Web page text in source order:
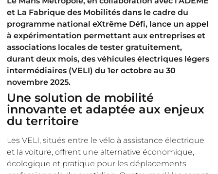
et La Fabrique des Mobilités dans le cadre du
programme national eXtrême Défi, lance un appel
à expérimentation permettant aux entreprises et
associations locales de tester gratuitement,
durant deux mois, des véhicules électriques légers
intermédiaires (VELI) du 1er octobre au 30
novembre 2025.
Une solution de mobilité
innovante et adaptée aux enjeux
du territoire
Les VELI, situés entre le vélo à assistance électrique
et la voiture, offrent une alternative économique,
écologique et pratique pour les déplacements